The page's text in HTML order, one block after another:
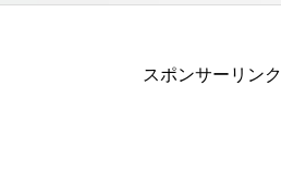
スポンサーリンク